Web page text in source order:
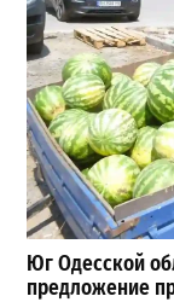
Юг Одесской
предложение